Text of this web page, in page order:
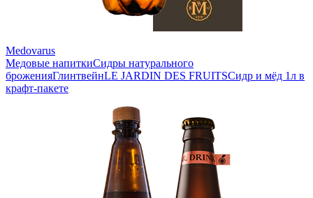
Medovarus
Медовые напиткиСидры натурального
броженияГлинтвейнLE JARDIN DES FRUITSСидр и мёд 1л в
крафт-пакете